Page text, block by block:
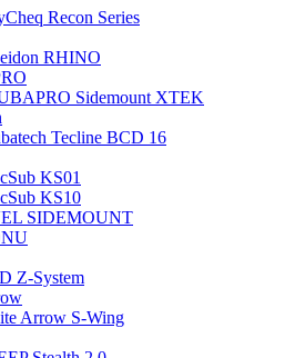
Recon Series
RHINO
Sidemount XTEK
Tecline BCD 16
KS01
KS10
SIDEMOUNT
Z-System
Arrow S-Wing